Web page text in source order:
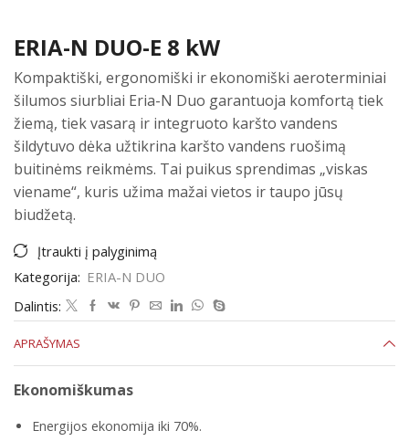
ERIA-N DUO-E 8 kW
Kompaktiški, ergonomiški ir ekonomiški aeroterminiai
šilumos siurbliai Eria-N Duo garantuoja komfortą tiek
žiemą, tiek vasarą ir integruoto karšto vandens
šildytuvo dėka užtikrina karšto vandens ruošimą
buitinėms reikmėms. Tai puikus sprendimas „viskas
viename“, kuris užima mažai vietos ir taupo jūsų
biudžetą.
Įtraukti į palyginimą
Kategorija: ERIA-N DUO
Dalintis:
APRAŠYMAS
Ekonomiškumas
Energijos ekonomija iki 70%.